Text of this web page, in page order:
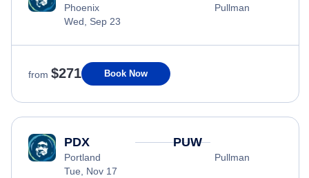
Phoenix
Wed, Sep 23
Pullman
from $271 Book Now
PDX
Portland
Tue, Nov 17
PUW
Pullman